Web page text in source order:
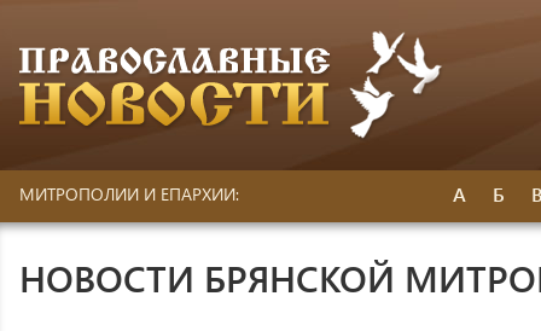
МИТРОПОЛИИ И ЕПАРХИИ: А Б
НОВОСТИ БРЯНСКОЙ